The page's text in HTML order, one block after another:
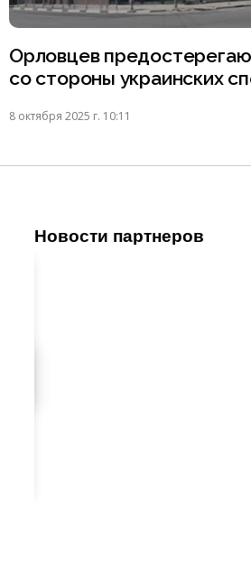
Орловцев
со стороны украинских
8 октября 2025 г. 10:11
Новости партнеров